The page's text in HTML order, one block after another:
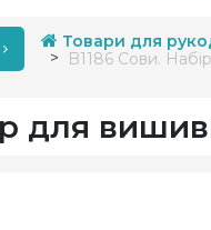
Товари для
B1186 Сови.
для